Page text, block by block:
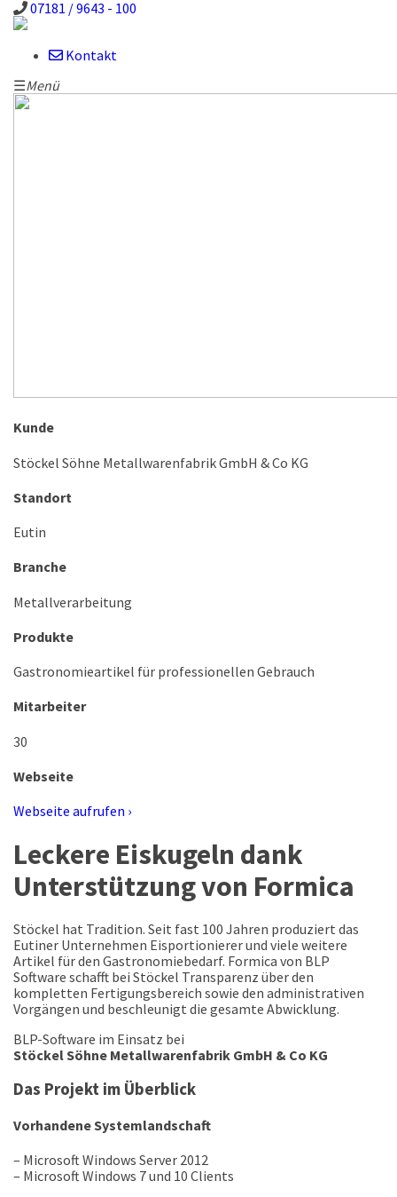
07181 / 9643 - 100
Kontakt
☰Menü
Kunde
Stöckel Söhne Metallwarenfabrik GmbH & Co KG
Standort
Eutin
Branche
Metallverarbeitung
Produkte
Gastronomieartikel für professionellen Gebrauch
Mitarbeiter
30
Webseite
Webseite aufrufen ›
Leckere Eiskugeln dank
Unterstützung von Formica
Stöckel hat Tradition. Seit fast 100 Jahren produziert das
Eutiner Unternehmen Eisportionierer und viele weitere
Artikel für den Gastronomiebedarf. Formica von BLP
Software schafft bei Stöckel Transparenz über den
kompletten Fertigungsbereich sowie den administrativen
Vorgängen und beschleunigt die gesamte Abwicklung.
BLP-Software im Einsatz bei
Stöckel Söhne Metallwarenfabrik GmbH & Co KG
Das Projekt im Überblick
Vorhandene Systemlandschaft
– Microsoft Windows Server 2012
– Microsoft Windows 7 und 10 Clients